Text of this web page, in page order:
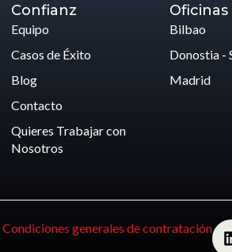
Confianz
Equipo
Casos de Éxito
Blog
Contacto
Quieres Trabajar con
Nosotros
Oficinas
Bilbao
Donostia -
Madrid
Condiciones generales de contratación